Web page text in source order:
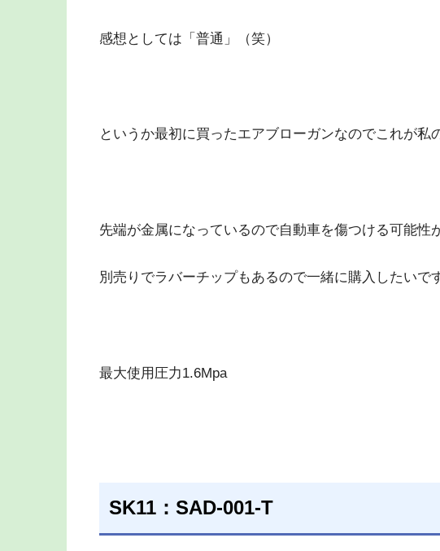
感想としては「普通」（笑）
というか最初に買ったエアブローガンなのでこれが私
先端が金属になっているので自動車を傷つける可能性
別売りでラバーチップもあるので一緒に購入したいで
最大使用圧力1.6Mpa
SK11：SAD-001-T